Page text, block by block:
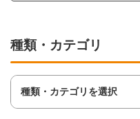
種類・カテゴリ
種類・カテゴリを選択